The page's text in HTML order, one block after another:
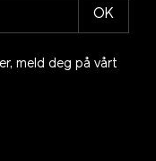
OK
meld deg på vårt